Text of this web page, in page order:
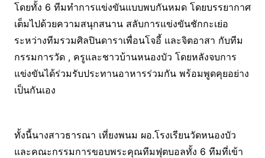
โดยทั้ง 6 ทีมทำการแข่งขันแบบพบกันหมด โดยบรรยากาศ
เต็มไปด้วยความสนุกสนาน สลับการแข่งขันชักกะเย่อ
ระหว่างทีมรวมศิลปินดาราเพื่อนโจอี้ และจิตอาสา กับทีม
กรรมการวัด , ครูและชาวบ้านหนองบัว โดยหลังจบการ
แข่งขันได้ร่วมรับประทานอาหารร่วมกัน พร้อมพูดคุยอย่าง
เป็นกันเอง
ทั้งนี้นางสาวธารณา เที่ยงพนม ผอ.โรงเรียนวัดหนองบัว
และคณะกรรมการขอบพระคุณทีมฟุตบอลทั้ง 6 ทีมที่เข้า